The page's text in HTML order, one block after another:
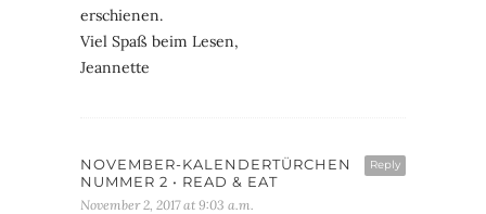
erschienen.
Viel Spaß beim Lesen,
Jeannette
Reply
NOVEMBER-KALENDERTÜRCHEN
NUMMER 2 • READ & EAT
November 2, 2017 at 9:03 a.m.